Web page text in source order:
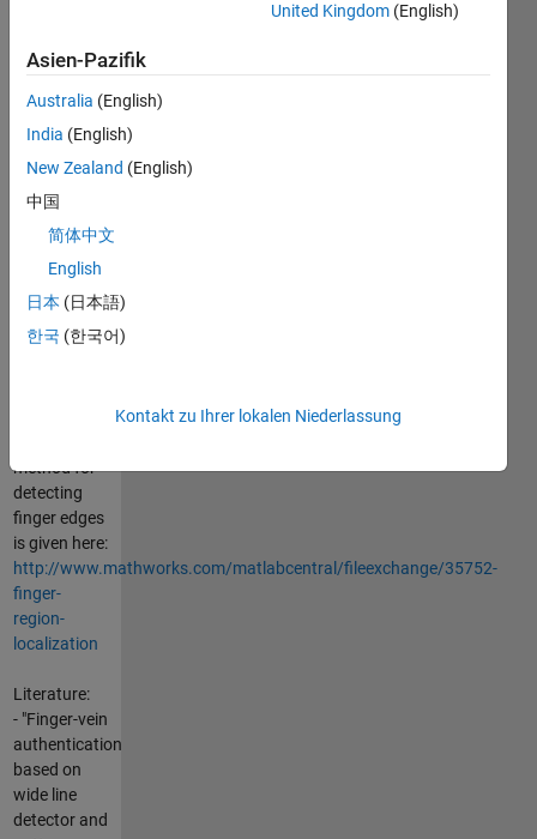
paper is not
implemented.
Parameters
for the affine
transformation
are
estimated by
fitting a
straight line
through the
midpoints of
the upper
method for
detecting
finger edges
is given here:
http://www.mathworks.com/matlabcentral/fileexchange/35752-
finger-
region-
localization
Literature:
- "Finger-vein
authentication
based on
wide line
detector and
United Kingdom (English)
Asien-Pazifik
Australia (English)
India (English)
New Zealand (English)
中国
简体中文
English
日本 (日本語)
한국 (한국어)
Kontakt zu Ihrer lokalen Niederlassung